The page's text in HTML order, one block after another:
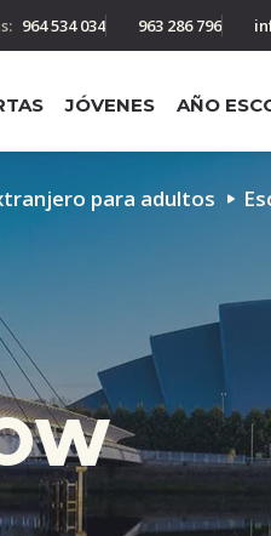
964 534 034 963 286 796
JÓVENES AÑO
para adultos